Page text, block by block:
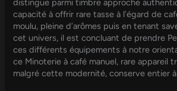
distingue parmi timbre approche
capacité à offrir rare tasse à l’égard de
moulu, pleine d’arômes puis en tenant
cet univers, il est concluant de prendre
ces différents équipements à notre
ce Minoterie à café manuel, rare appareil
malgré cette modernité, conserve entier